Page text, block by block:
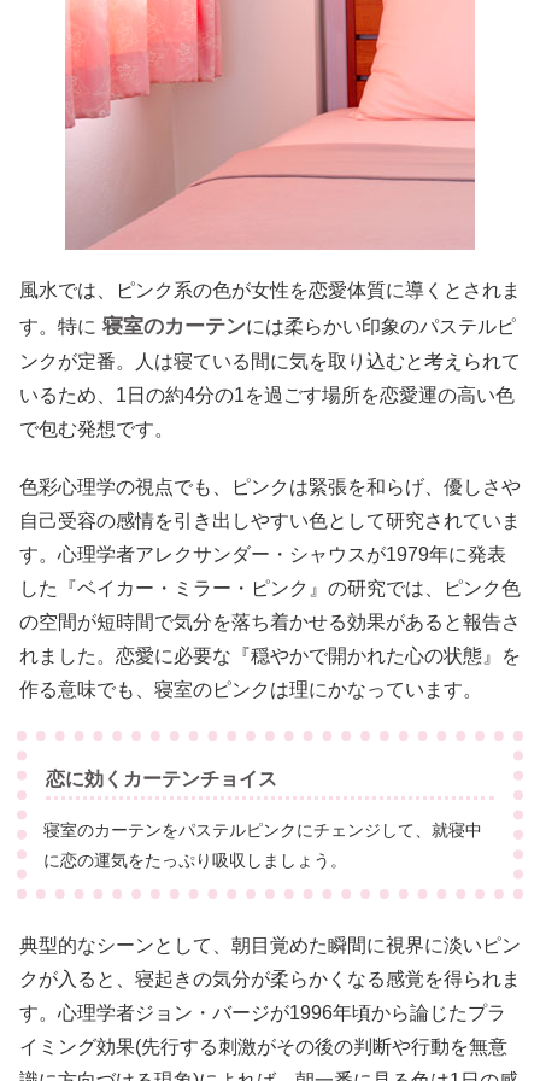
風水では、ピンク系の色が女性を恋愛体質に導くとされま
す。特に 寝室のカーテンには柔らかい印象のパステルピ
ンクが定番。人は寝ている間に気を取り込むと考えられて
いるため、1日の約4分の1を過ごす場所を恋愛運の高い色
で包む発想です。
色彩心理学の視点でも、ピンクは緊張を和らげ、優しさや
自己受容の感情を引き出しやすい色として研究されていま
す。心理学者アレクサンダー・シャウスが1979年に発表
した『ベイカー・ミラー・ピンク』の研究では、ピンク色
の空間が短時間で気分を落ち着かせる効果があると報告さ
れました。恋愛に必要な『穏やかで開かれた心の状態』を
作る意味でも、寝室のピンクは理にかなっています。
恋に効くカーテンチョイス
寝室のカーテンをパステルピンクにチェンジして、就寝中
に恋の運気をたっぷり吸収しましょう。
典型的なシーンとして、朝目覚めた瞬間に視界に淡いピン
クが入ると、寝起きの気分が柔らかくなる感覚を得られま
す。心理学者ジョン・バージが1996年頃から論じたプラ
イミング効果(先行する刺激がその後の判断や行動を無意